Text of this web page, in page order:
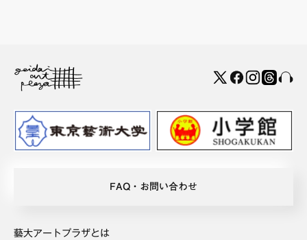
FAQ・お問い合わせ
藝大アートプラザとは